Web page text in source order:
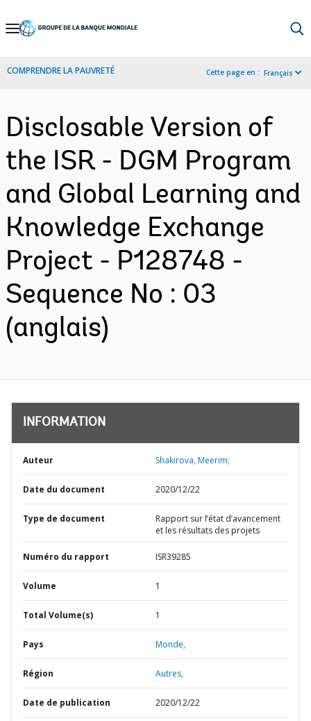
Skip
Navigation
COMPRENDRE LA PAUVRETÉ Cette page en : Français
Disclosable Version of
the ISR - DGM Program
and Global Learning and
Knowledge Exchange
Project - P128748 -
Sequence No : 03
(anglais)
INFORMATION
Auteur Shakirova, Meerim;
Date du document 2020/12/22
Type de document
Rapport sur l’état d’avancement
et les résultats des projets
Numéro du rapport ISR39285
Volume 1
Total Volume(s) 1
Pays Monde,
Région Autres,
Date de publication 2020/12/22